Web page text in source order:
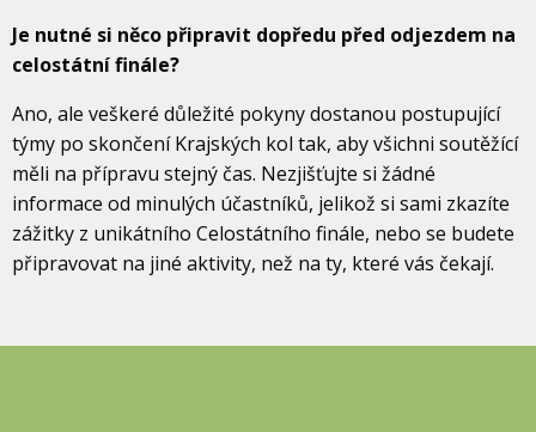
Je nutné si něco připravit dopředu před odjezdem na
celostátní finále?
Ano, ale veškeré důležité pokyny dostanou postupující
týmy po skončení Krajských kol tak, aby všichni soutěžící
měli na přípravu stejný čas. Nezjišťujte si žádné
informace od minulých účastníků, jelikož si sami zkazíte
zážitky z unikátního Celostátního finále, nebo se budete
připravovat na jiné aktivity, než na ty, které vás čekají.